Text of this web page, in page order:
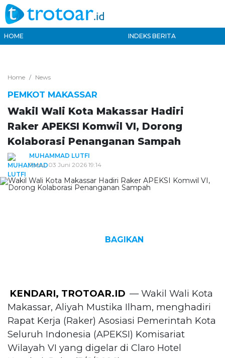
HOME INDEKS BERITA
Home News
PEMKOT MAKASSAR
Wakil Wali Kota Makassar Hadiri
Raker APEKSI Komwil VI, Dorong
Kolaborasi Penanganan Sampah
MUHAMMAD LUTFI
Rabu, 03 Juni 2026 19:14
BAGIKAN
KENDARI, TROTOAR.ID — Wakil Wali Kota
Makassar, Aliyah Mustika Ilham, menghadiri
Rapat Kerja (Raker) Asosiasi Pemerintah Kota
Seluruh Indonesia (APEKSI) Komisariat
Wilayah VI yang digelar di Claro Hotel